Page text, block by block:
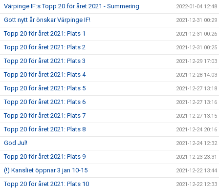
Värpinge IF:s Topp 20 för året 2021 - Summering 2022-01-04 12:48
Gott nytt år önskar Värpinge IF! 2021-12-31 00:29
Topp 20 för året 2021: Plats 1 2021-12-31 00:26
Topp 20 för året 2021: Plats 2 2021-12-31 00:25
Topp 20 för året 2021: Plats 3 2021-12-29 17:03
Topp 20 för året 2021: Plats 4 2021-12-28 14:03
Topp 20 för året 2021: Plats 5 2021-12-27 13:18
Topp 20 för året 2021: Plats 6 2021-12-27 13:16
Topp 20 för året 2021: Plats 7 2021-12-27 13:15
Topp 20 för året 2021: Plats 8 2021-12-24 20:16
God Jul! 2021-12-24 12:32
Topp 20 för året 2021: Plats 9 2021-12-23 23:31
(!) Kansliet öppnar 3 jan 10-15 2021-12-22 13:44
Topp 20 för året 2021: Plats 10 2021-12-22 12:33